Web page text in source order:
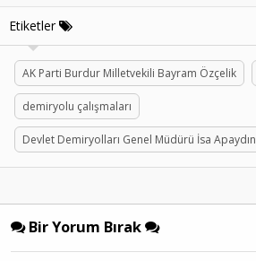
Etiketler
AK Parti Burdur Milletvekili Bayram Özçelik
demiryolu çalışmaları
Devlet Demiryolları Genel Müdürü İsa Apaydın
Bir Yorum Bırak